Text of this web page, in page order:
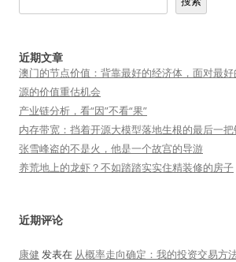
近期文章
澳门的节点价值：背靠最好的经济体，面对最
源的价值重估机会
产业链分析，看“因”不看“果”
内存带宽：挡着开源大模型落地生根的最后一把
张雪峰盗的不是火，他是一个故宫的导游
养荒地上的龙虾？不如踏踏实实住精装修的房子
近期评论
康健 发表在 从概率走向确定：我的投资交易方法